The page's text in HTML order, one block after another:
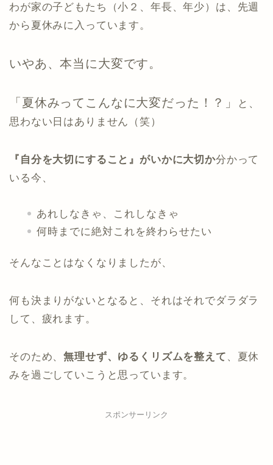
わが家の子どもたち（小２、年長、年少）は、先週
から夏休みに入っています。
いやあ、本当に大変です。
「夏休みってこんなに大変だった！？」
と、
思わない日はありません（笑）
『自分を大切にすること』がいかに大切か分かって
いる今、
あれしなきゃ、これしなきゃ
何時までに絶対これを終わらせたい
そんなことはなくなりましたが、
何も決まりがないとなると、それはそれでダラダラ
して、疲れます。
そのため、無理せず、ゆるくリズムを整えて 、夏休
みを過ごしていこうと思っています。
スポンサーリンク